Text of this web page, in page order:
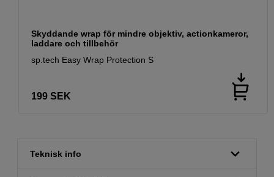
Skyddande wrap för mindre objektiv, actionkameror,
laddare och tillbehör
sp.tech Easy Wrap Protection S
199 SEK
Teknisk info